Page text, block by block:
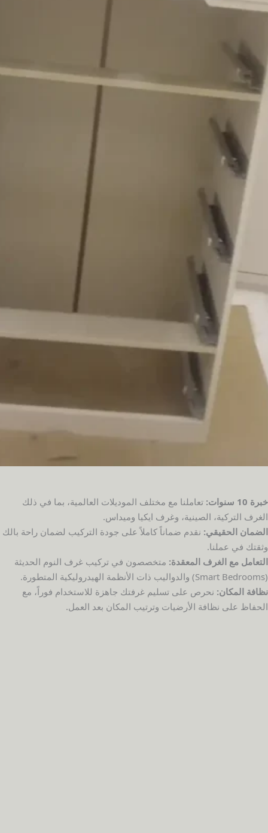
خبرة 10 سنوات:
تعاملنا مع مختلف الموديلات العالمية، بما في ذلك
الغرف التركية، الصينية، وغرف ايكيا وميداس.
الضمان الحقيقي: نقدم ضماناً كاملاً على جودة التركيب لضمان راحة بالك
وثقتك في عملنا.
التعامل مع الغرف المعقدة: متخصصون في تركيب غرف النوم الحديثة
(Smart Bedrooms) والدواليب ذات الأنظمة الهيدروليكية المتطورة.
نظافة المكان: نحرص على تسليم غرفتك جاهزة للاستخدام فوراً، مع
الحفاظ على نظافة الأرضيات وترتيب المكان بعد العمل.